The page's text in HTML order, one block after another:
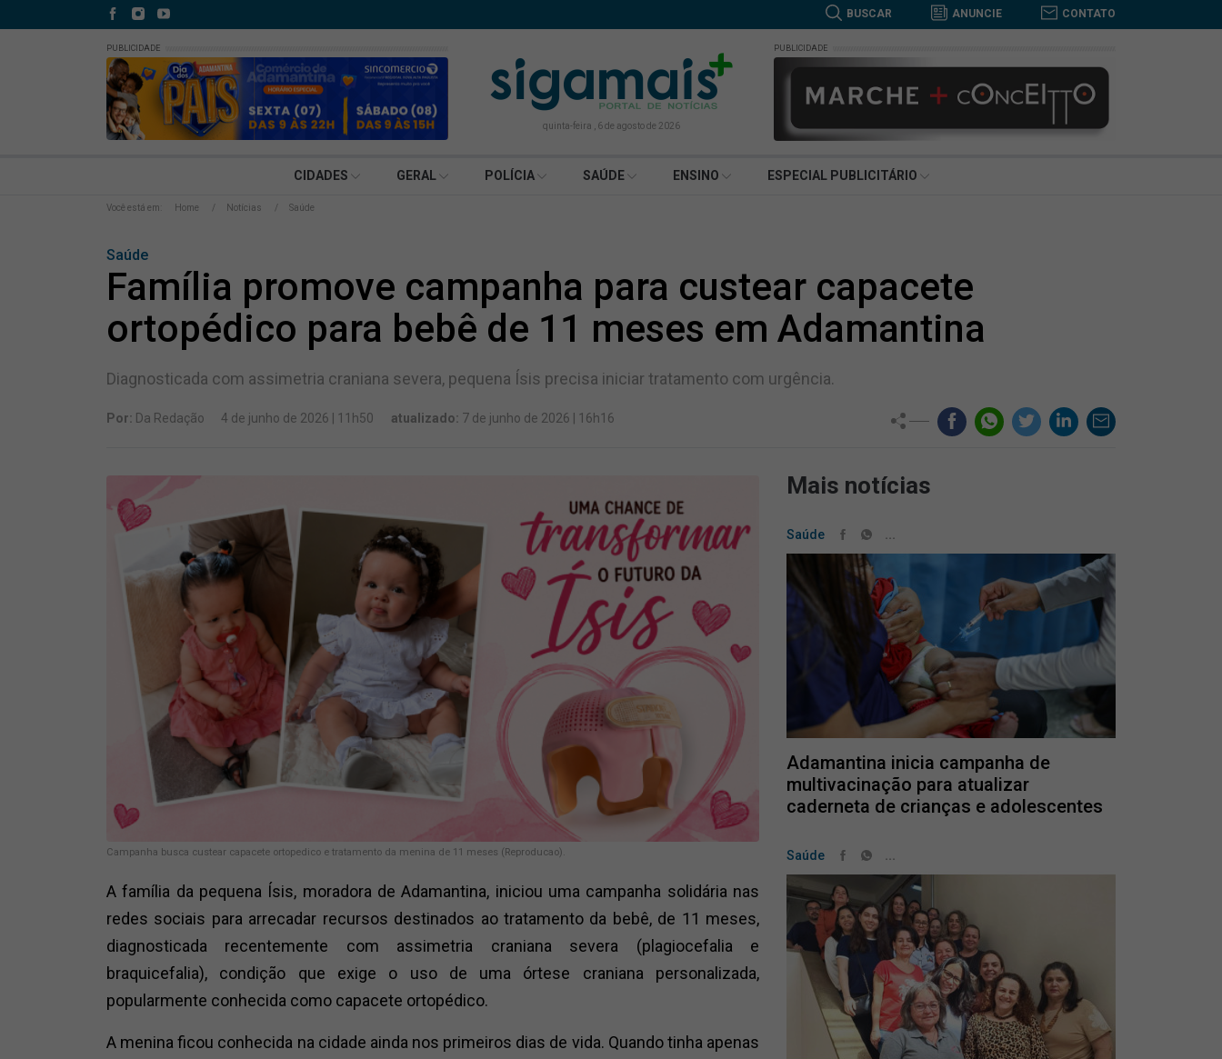
BUSCAR ANUNCIE CONTATO
PUBLICIDADE
quinta-feira , 6 de agosto de 2026
PUBLICIDADE
CIDADES GERAL POLÍCIA SAÚDE ENSINO ESPECIAL PUBLICITÁRIO
Você está em: Home Notícias Saúde
Saúde
Família promove campanha para custear capacete
ortopédico para bebê de 11 meses em Adamantina
Diagnosticada com assimetria craniana severa, pequena Ísis precisa iniciar tratamento com urgência.
Por: Da Redação 4 de junho de 2026 | 11h50 atualizado: 7 de junho de 2026 | 16h16
Campanha busca custear capacete ortopedico e tratamento da menina de 11 meses (Reproducao).
A família da pequena Ísis, moradora de Adamantina, iniciou uma campanha solidária nas
redes sociais para arrecadar recursos destinados ao tratamento da bebê, de 11 meses,
diagnosticada recentemente com assimetria craniana severa (plagiocefalia e
braquicefalia), condição que exige o uso de uma órtese craniana personalizada,
popularmente conhecida como capacete ortopédico.
A menina ficou conhecida na cidade ainda nos primeiros dias de vida. Quando tinha apenas
Mais notícias
Saúde ...
Adamantina inicia campanha de
multivacinação para atualizar
caderneta de crianças e adolescentes
Saúde ...